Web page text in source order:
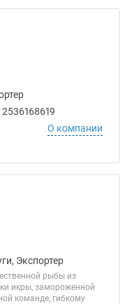
О компании
Экспортер
рыбы из
икры, замороженной
команде, гибкому